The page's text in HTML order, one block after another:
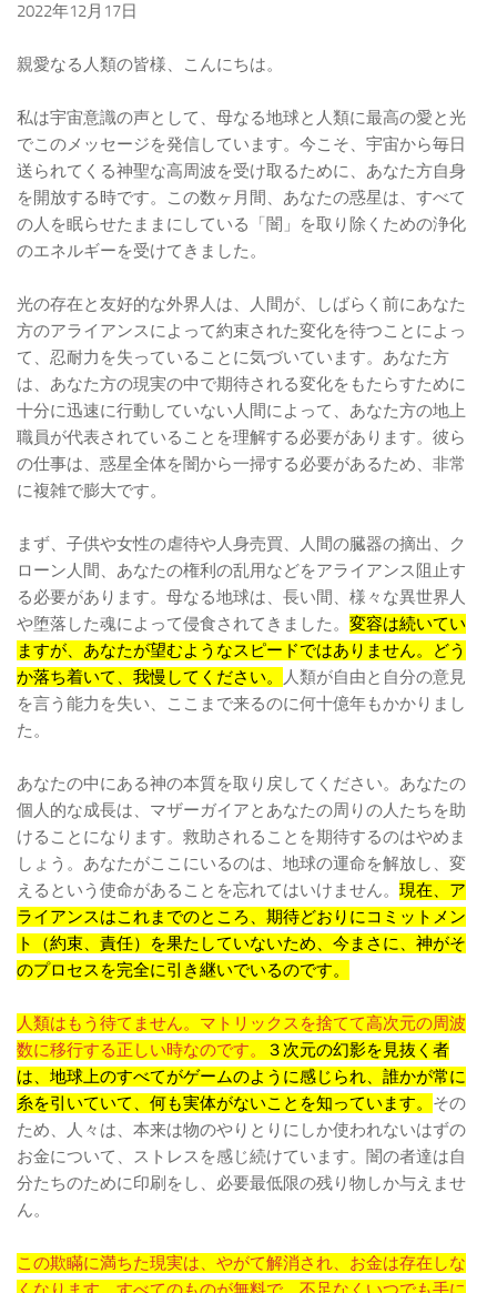
2022年12月17日
親愛なる人類の皆様、こんにちは。
私は宇宙意識の声として、母なる地球と人類に最高の愛と光
でこのメッセージを発信しています。今こそ、宇宙から毎日
送られてくる神聖な高周波を受け取るために、あなた方自身
を開放する時です。この数ヶ月間、あなたの惑星は、すべて
の人を眠らせたままにしている「闇」を取り除くための浄化
のエネルギーを受けてきました。
光の存在と友好的な外界人は、人間が、しばらく前にあなた
方のアライアンスによって約束された変化を待つことによっ
て、忍耐力を失っていることに気づいています。あなた方
は、あなた方の現実の中で期待される変化をもたらすために
十分に迅速に行動していない人間によって、あなた方の地上
職員が代表されていることを理解する必要があります。彼ら
の仕事は、惑星全体を闇から一掃する必要があるため、非常
に複雑で膨大です。
まず、子供や女性の虐待や人身売買、人間の臓器の摘出、ク
ローン人間、あなたの権利の乱用などをアライアンス阻止す
る必要があります。母なる地球は、長い間、様々な異世界人
や堕落した魂によって侵食されてきました。 変容は続いてい
ますが、あなたが望むようなスピードではありません。どう
か落ち着いて、我慢してください。
人類が自由と自分の意見
を言う能力を失い、ここまで来るのに何十億年もかかりまし
た。
あなたの中にある神の本質を取り戻してください。あなたの
個人的な成長は、マザーガイアとあなたの周りの人たちを助
けることになります。救助されることを期待するのはやめま
しょう。あなたがここにいるのは、地球の運命を解放し、変
えるという使命があることを忘れてはいけません。 現在、ア
ライアンスはこれまでのところ、期待どおりにコミットメン
ト（約束、責任）を果たしていないため、今まさに、神がそ
のプロセスを完全に引き継いでいるのです。
人類はもう待てません。マトリックスを捨てて高次元の周波
数に移行する正しい時なのです。
３次元の幻影を見抜く者
は、地球上のすべてがゲームのように感じられ、誰かが常に
糸を引いていて、何も実体がないことを知っています。 その
ため、人々は、本来は物のやりとりにしか使われないはずの
お金について、ストレスを感じ続けています。闇の者達は自
分たちのために印刷をし、必要最低限の残り物しか与えませ
ん。
この欺瞞に満ちた現実は、やがて解消され、お金は存在しな